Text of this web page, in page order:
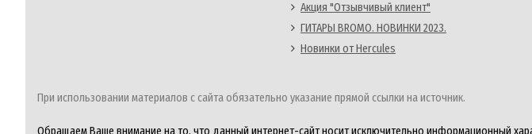
Акция "Отзывчивый клиент"
ГИТАРЫ BROMO. НОВИНКИ 2023.
Новинки от Hercules
При использовании материалов с сайта обязательно указание прямой ссылки на источник.
Обращаем Ваше внимание на то, что данный интернет-сайт носит исключительно информационный